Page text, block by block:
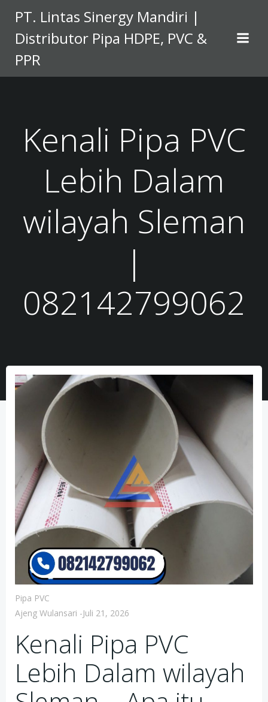
to
content
PT. Lintas Sinergy Mandiri |
Distributor Pipa HDPE, PVC &
PPR
Kenali Pipa PVC
Lebih Dalam
wilayah Sleman
|
082142799062
Pipa PVC
Ajeng Wulansari -Juli 21, 2026
Kenali Pipa PVC
Lebih Dalam wilayah